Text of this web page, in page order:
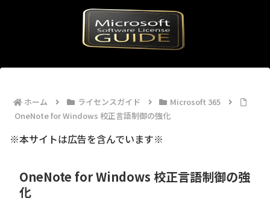
ホーム ライセンスガイド
Microsoft 365
OneNote for Windows 校正言語制御の強化
※本サイトは広告を含んでいます※
OneNote for Windows 校正言語制御の強
化